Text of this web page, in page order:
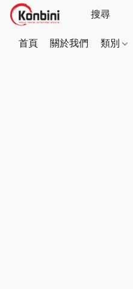
首頁 關於我們 類別